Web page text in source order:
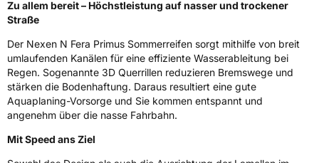
Rollgeräusch (dB)71
FahrzeugklasseC1
3PMSF / Schneeflockensymbol / Alpine-Symbol
Zu allem bereit – Höchstleistung auf nasser und trockener
Straße
Der Nexen N Fera Primus Sommerreifen sorgt mithilfe von breit
umlaufenden Kanälen für eine effiziente Wasserableitung bei
Regen. Sogenannte 3D Querrillen reduzieren Bremswege und
stärken die Bodenhaftung. Daraus resultiert eine gute
Aquaplaning-Vorsorge und Sie kommen entspannt und
angenehm über die nasse Fahrbahn.
Mit Speed ans Ziel